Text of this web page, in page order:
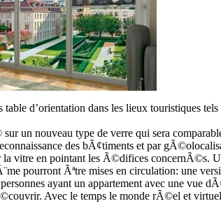
d’orientation dans les lieux touristiques
un nouveau type de verre qui sera
des bÃ¢timents et par
vitre en pointant les Ã©difices concernÃ©s.
pourront Ãªtre mises en circulation: une
ayant un appartement avec une
Avec le temps le monde rÃ©el et